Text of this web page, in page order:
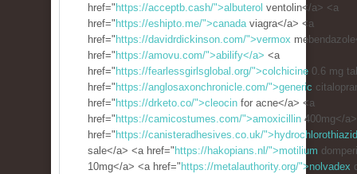
href=" https://acceptb.cash/">albuterol ventolin</a> <a
href=" https://eshipto.me/">canadaviagra</a> <a
href=" https://davidrdickinson.com/">vermox
href=" https://amovu.com/">abilify</a> <a
href=" https://fearlessgirlsglobal.org/">colchicine 0.6 mg
href=" https://anglosaxonchronicle.com/">generic
href=" https://drketo.co/">cleocin for acne</a> <a
href=" https://camicostumes.com/">amoxicillin 400mg</
href=" https://canisteradhesives.co.uk/
sale</a> <a href=" https://hakopians.nl/">motilium
10mg</a> <a href=" https://metalauthority.org/">nolvadex